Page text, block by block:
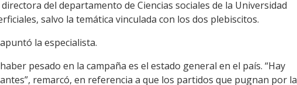
del departamento de Ciencias sociales de la Universidad
salvo la temática vinculada con los dos plebiscitos.
la especialista.
pesado en la campaña es el estado general en el país. “Hay
remarcó, en referencia a que los partidos que pugnan por la